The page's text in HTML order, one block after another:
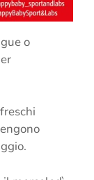
o